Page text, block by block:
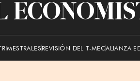
El
REVISIÓN DEL T-MECALIANZA